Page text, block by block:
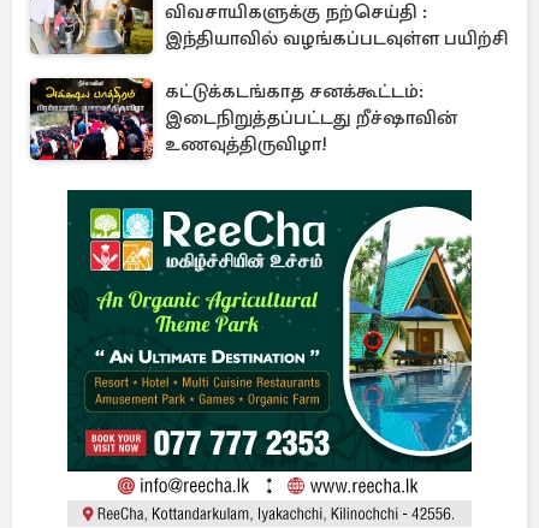
விவசாயிகளுக்கு நற்செய்தி :
இந்தியாவில் வழங்கப்படவுள்ள பயிற்சி
கட்டுக்கடங்காத சனக்கூட்டம்:
இடைநிறுத்தப்பட்டது றீச்ஷாவின்
உணவுத்திருவிழா!